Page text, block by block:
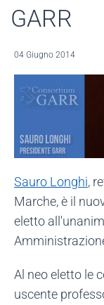
GARR
04 Giugno 2014
Sauro Longhi,
Marche, è il
eletto
Al neo eletto le
uscente